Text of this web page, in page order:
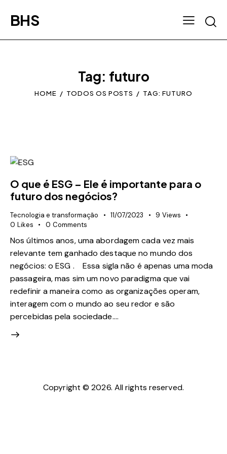
BHS
Tag: futuro
HOME TODOS OS POSTS TAG: FUTURO
O que é ESG – Ele é importante para o
futuro dos negócios?
Tecnologia e transformação 11/07/2023 9 Views
0 Likes 0 Comments
Nos últimos anos, uma abordagem cada vez mais
relevante tem ganhado destaque no mundo dos
negócios: o ESG . Essa sigla não é apenas uma moda
passageira, mas sim um novo paradigma que vai
redefinir a maneira como as organizações operam,
interagem com o mundo ao seu redor e são
percebidas pela sociedade.…
Copyright © 2026. All rights reserved.